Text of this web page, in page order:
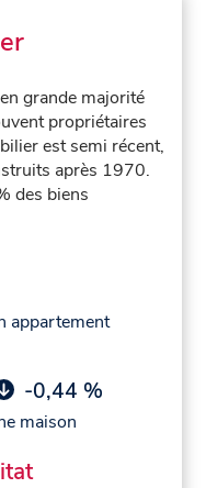
grande majorité
propriétaires
est semi récent,
après 1970.
des biens
appartement
-0,44 %
maison